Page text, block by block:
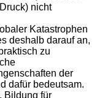
nicht
Katastrophen
deshalb darauf an,
zu
der
dafür bedeutsam.
Bildung für